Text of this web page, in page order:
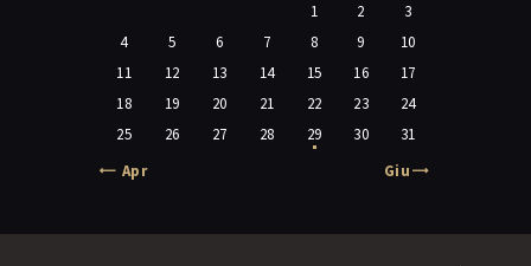
1
2
3
4
5 6 7 8 9
10
11
12 13 14 15 16
17
18
19 20 21 22 23
24
25
26 27 28 29 30
31
« Apr
Giu »